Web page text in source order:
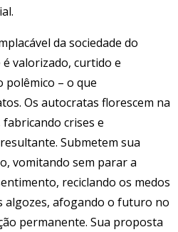
da sociedade do
valorizado, curtido e
polêmico – o que
Os autocratas florescem na
crises e
Submetem sua
vomitando sem parar a
reciclando os medos
algozes, afogando o futuro no
permanente. Sua proposta